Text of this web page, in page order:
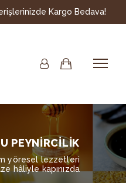
Kargo Bedava!
PEYNİRCİLİK
yöresel lezzetleri
hâliyle kapınızda